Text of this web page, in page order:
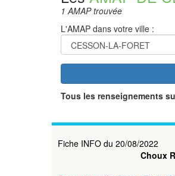
1 AMAP trouvée
L'AMAP dans votre ville :
Tous les renseignements
Fiche INFO du 20/08/2022
Choux